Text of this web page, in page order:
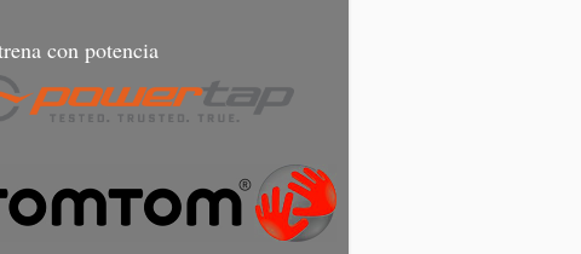
con potencia